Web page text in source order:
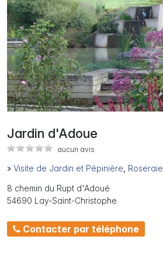
Jardin d'Adoue
aucun avis
» Visite de Jardin et Pépinière Roseraie
8 chemin du Rupt d'Adoué
54690 Lay-Saint-Christophe
Contacter par téléphone